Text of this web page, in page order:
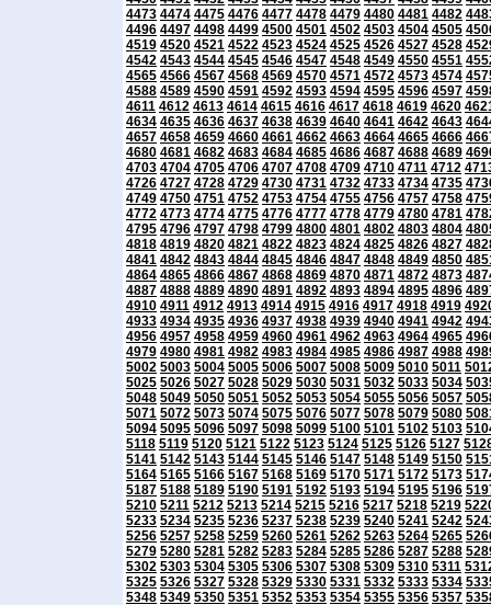
4473 4474 4475 4476 4477 4478 4479 4480 4481 4482
4496 4497 4498 4499 4500 4501 4502 4503 4504 4505
4519 4520 4521 4522 4523 4524 4525 4526 4527 4528
4542 4543 4544 4545 4546 4547 4548 4549 4550 4551
4565 4566 4567 4568 4569 4570 4571 4572 4573 4574
4588 4589 4590 4591 4592 4593 4594 4595 4596 4597
4611 4612 4613 4614 4615 4616 4617 4618 4619 4620
4634 4635 4636 4637 4638 4639 4640 4641 4642 4643
4657 4658 4659 4660 4661 4662 4663 4664 4665 4666
4680 4681 4682 4683 4684 4685 4686 4687 4688 4689
4703 4704 4705 4706 4707 4708 4709 4710 4711 4712
4726 4727 4728 4729 4730 4731 4732 4733 4734 4735
4749 4750 4751 4752 4753 4754 4755 4756 4757 4758
4772 4773 4774 4775 4776 4777 4778 4779 4780 4781
4795 4796 4797 4798 4799 4800 4801 4802 4803 4804
4818 4819 4820 4821 4822 4823 4824 4825 4826 4827
4841 4842 4843 4844 4845 4846 4847 4848 4849 4850
4864 4865 4866 4867 4868 4869 4870 4871 4872 4873
4887 4888 4889 4890 4891 4892 4893 4894 4895 4896
4910 4911 4912 4913 4914 4915 4916 4917 4918 4919
4933 4934 4935 4936 4937 4938 4939 4940 4941 4942
4956 4957 4958 4959 4960 4961 4962 4963 4964 4965
4979 4980 4981 4982 4983 4984 4985 4986 4987 4988
5002 5003 5004 5005 5006 5007 5008 5009 5010 5011
5025 5026 5027 5028 5029 5030 5031 5032 5033 5034
5048 5049 5050 5051 5052 5053 5054 5055 5056 5057
5071 5072 5073 5074 5075 5076 5077 5078 5079 5080
5094 5095 5096 5097 5098 5099 5100 5101 5102 5103
5118 5119 5120 5121 5122 5123 5124 5125 5126 5127
5141 5142 5143 5144 5145 5146 5147 5148 5149 5150
5164 5165 5166 5167 5168 5169 5170 5171 5172 5173
5187 5188 5189 5190 5191 5192 5193 5194 5195 5196
5210 5211 5212 5213 5214 5215 5216 5217 5218 5219
5233 5234 5235 5236 5237 5238 5239 5240 5241 5242
5256 5257 5258 5259 5260 5261 5262 5263 5264 5265
5279 5280 5281 5282 5283 5284 5285 5286 5287 5288
5302 5303 5304 5305 5306 5307 5308 5309 5310 5311
5325 5326 5327 5328 5329 5330 5331 5332 5333 5334
5348 5349 5350 5351 5352 5353 5354 5355 5356 5357